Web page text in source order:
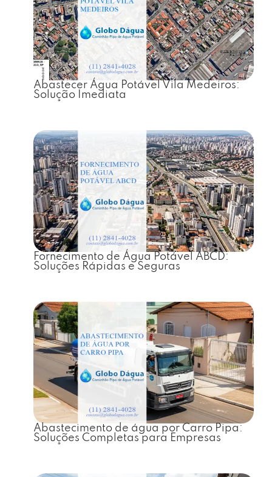
Abastecer Água Potável Vila Medeiros:
Solução Imediata
Fornecimento de Água Potável ABCD:
Soluções Rápidas e Seguras
Abastecimento de água por Carro Pipa:
Soluções Completas para Empresas